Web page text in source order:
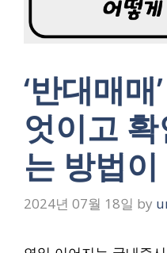
‘반대매
엇이고
는 방법
2024년 07월 18일 by